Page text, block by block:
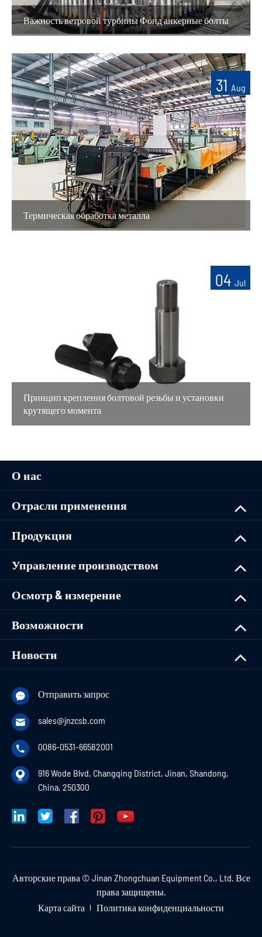
Важность ветровой турбины Фонд анкерные болты
31 Aug
Термическая обработка металла
04 Jul
Принцип крепления болтовой резьбы и установки
крутящего момента
О нас
Отрасли применения
Продукция
Управление производством
Осмотр & измерение
Возможности
Новости
 Отправить запрос
 sales@jnzcsb.com
 0086-0531-66582001

916 Wode Blvd, Changqing District, Jinan, Shandong,
China, 250300
Авторские права © Jinan Zhongchuan Equipment Co., Ltd. Все
права защищены.
Карта сайта
Политика конфиденциальности